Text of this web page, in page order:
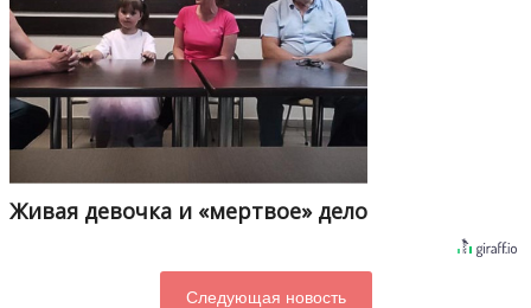
Живая девочка и «мертвое» дело
Следующая новость